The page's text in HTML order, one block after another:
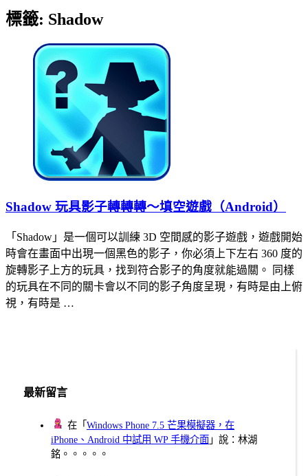
標籤: Shadow
Shadow 玩具影子轉轉轉～填空遊戲（Android）
「Shadow」是一個可以訓練 3D 空間感的影子遊戲，遊戲開始
時會在畫面中出現一個黑色的影子，你必須上下左右 360 度的
旋轉影子上方的玩具，找到符合影子的角度就能過關。 同樣
的玩具在不同的關卡會以不同的影子角度呈現，有時是由上俯
視，有時是 …
最新留言
在「Windows Phone 7.5 芒果模擬器，在
iPhone、Android 中試用 WP 手機介面 」說：林湖
銘。。。。。